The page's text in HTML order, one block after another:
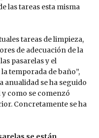
las tareas esta misma
tareas de limpieza,
de adecuación de la
pasarelas y el
temporada de baño”,
anualidad se ha seguido
como se comenzó
Concretamente se ha